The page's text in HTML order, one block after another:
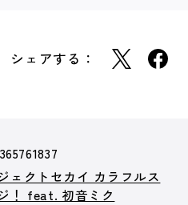
シェアする：
ェクトセカイ カラフルス
！ feat. 初音ミク